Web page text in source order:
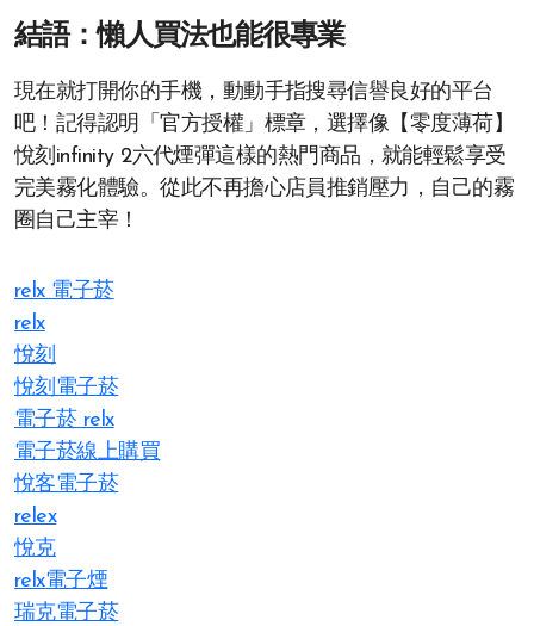
結語：懶人買法也能很專業
現在就打開你的手機，動動手指搜尋信譽良好的平台
吧！記得認明「官方授權」標章，選擇像【零度薄荷】
悅刻infinity 2六代煙彈這樣的熱門商品，就能輕鬆享受
完美霧化體驗。從此不再擔心店員推銷壓力，自己的霧
圈自己主宰！
relx 電子菸
relx
悅刻
悅刻電子菸
電子菸 relx
電子菸線上購買
悅客電子菸
relex
悅克
relx電子煙
瑞克電子菸